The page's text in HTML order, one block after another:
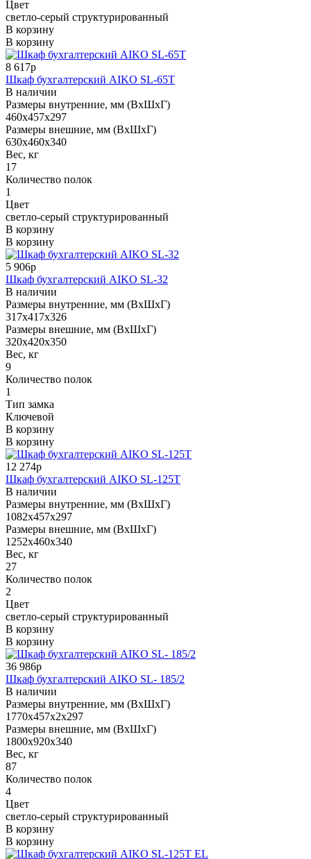
Цвет
светло-серый структурированный
В корзину
В корзину
8 617р
Шкаф бухгалтерский AIKO SL-65Т
В наличии
Размеры внутренние, мм (ВхШхГ)
460x457x297
Размеры внешние, мм (ВхШхГ)
630x460x340
Вес, кг
17
Количество полок
1
Цвет
светло-серый структурированный
В корзину
В корзину
5 906р
Шкаф бухгалтерский AIKO SL-32
В наличии
Размеры внутренние, мм (ВхШхГ)
317x417x326
Размеры внешние, мм (ВхШхГ)
320x420x350
Вес, кг
9
Количество полок
1
Тип замка
Ключевой
В корзину
В корзину
12 274р
Шкаф бухгалтерский AIKO SL-125Т
В наличии
Размеры внутренние, мм (ВхШхГ)
1082x457x297
Размеры внешние, мм (ВхШхГ)
1252x460x340
Вес, кг
27
Количество полок
2
Цвет
светло-серый структурированный
В корзину
В корзину
36 986р
Шкаф бухгалтерский AIKO SL- 185/2
В наличии
Размеры внутренние, мм (ВхШхГ)
1770x457x2x297
Размеры внешние, мм (ВхШхГ)
1800x920x340
Вес, кг
87
Количество полок
4
Цвет
светло-серый структурированный
В корзину
В корзину